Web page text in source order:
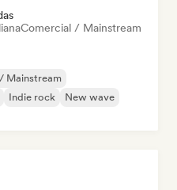
Comercial / Mainstream
Mainstream
Indie rock
New wave